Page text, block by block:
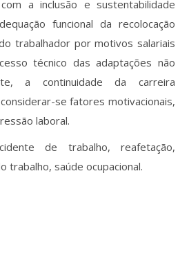
a inclusão e sustentabilidade
funcional da recolocação
trabalhador por motivos salariais
técnico das adaptações não
a continuidade da carreira
se fatores motivacionais,
laboral.
de trabalho, reafetação,
trabalho, saúde ocupacional.